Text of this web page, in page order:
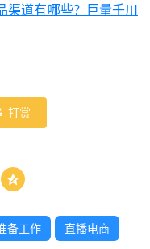
渠道有哪些？巨量千川
打赏

备工作 直播电商